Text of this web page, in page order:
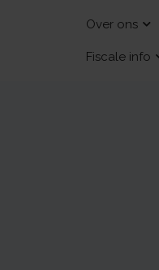
Over ons
Fiscale info